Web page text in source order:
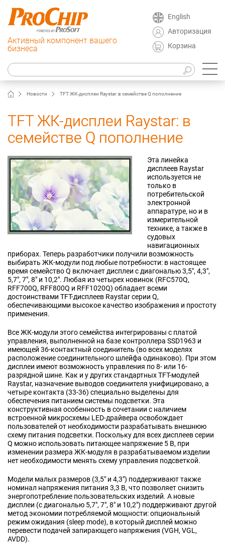
Активный компонент вашего
бизнеса
English
Авторизация
Корзина
Новости TFT ЖК-дисплеи Raystar: в семействе Q пополнение
TFT ЖК-дисплеи Raystar: в
семействе Q пополнение
Эта линейка
дисплеев Raystar
используется не
только в
потребительской
электронной
аппаратуре, но и в
измерительной
технике, а также в
судовых
навигационных
приборах. Теперь разработчики получили возможность
выбирать ЖК-модули под любые потребности: в настоящее
время семейство Q включает дисплеи с диагональю 3,5", 4,3",
5,7", 7", 8" и 10,2". Любая из четырех новинок (RFC570Q,
RFF700Q, RFF800Q и RFF1020Q) обладает всеми
достоинствами TFT-дисплеев Raystar серии Q,
обеспечивающими высокое качество изображения и простоту
применения.
Все ЖК-модули этого семейства интегрированы с платой
управления, выполненной на базе контроллера SSD1963 и
имеющей 36-контактный соединитель (во всех моделях
расположение соединительного шлейфа одинаково). При этом
дисплеи имеют возможность управления по 8- или 16-
разрядной шине. Как и у других стандартных TFT-модулей
Raystar, назначение выводов соединителя унифицировано, а
четыре контакта (33-36) специально выделены для
обеспечения питанием системы подсветки. Эта
конструктивная особенность в сочетании с наличием
встроенной микросхемы LED-драйвера освобождает
пользователей от необходимости разрабатывать внешнюю
схему питания подсветки. Поскольку для всех дисплеев серии
Q можно использовать питающее напряжение 5 В, при
изменении размера ЖК-модуля в разрабатываемом изделии
нет необходимости менять схему управления подсветкой.
Модели малых размеров (3,5" и 4,3") поддерживают также
номинал напряжения питания 3,3 В, что позволяет снизить
энергопотребление пользовательских изделий. А новые
дисплеи (с диагональю 5,7", 7", 8" и 10,2") поддерживают другой
метод экономии потребляемой мощности: опциональный
режим ожидания (sleep mode), в который дисплей можно
перевести подачей запирающего напряжения (VGH, VGL,
AVDD).